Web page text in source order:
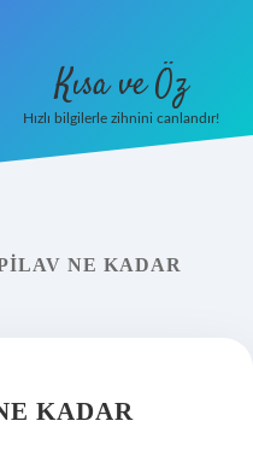
Kısa ve Öz
Hızlı bilgilerle zihnini canlandır!
NE KADAR
KADAR